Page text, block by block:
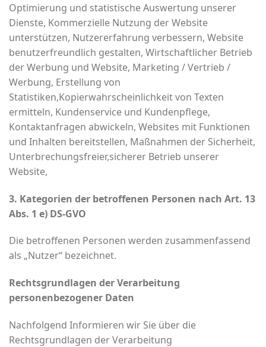
Optimierung und statistische Auswertung unserer
Dienste, Kommerzielle Nutzung der Website
unterstützen, Nutzererfahrung verbessern, Website
benutzerfreundlich gestalten, Wirtschaftlicher Betrieb
der Werbung und Website, Marketing / Vertrieb /
Werbung, Erstellung von
Statistiken,Kopierwahrscheinlichkeit von Texten
ermitteln, Kundenservice und Kundenpflege,
Kontaktanfragen abwickeln, Websites mit Funktionen
und Inhalten bereitstellen, Maßnahmen der Sicherheit,
Unterbrechungsfreier,sicherer Betrieb unserer
Website,
3. Kategorien der betroffenen Personen nach Art. 13
Abs. 1 e) DS-GVO
Die betroffenen Personen werden zusammenfassend
als „Nutzer“ bezeichnet.
Rechtsgrundlagen der Verarbeitung
personenbezogener Daten
Nachfolgend Informieren wir Sie über die
Rechtsgrundlagen der Verarbeitung